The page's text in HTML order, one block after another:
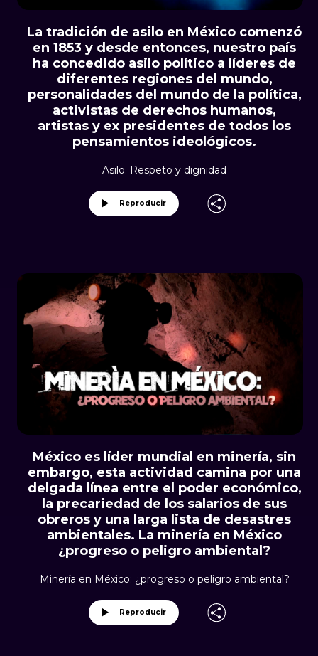
La tradición de asilo en México comenzó
en 1853 y desde entonces, nuestro país
ha concedido asilo político a líderes de
diferentes regiones del mundo,
personalidades del mundo de la política,
activistas de derechos humanos,
artistas y ex presidentes de todos los
pensamientos ideológicos.
Asilo. Respeto y dignidad
Reproducir
México es líder mundial en minería, sin
embargo, esta actividad camina por una
delgada línea entre el poder económico,
la precariedad de los salarios de sus
obreros y una larga lista de desastres
ambientales. La minería en México
¿progreso o peligro ambiental?
Minería en México: ¿progreso o peligro ambiental?
Reproducir